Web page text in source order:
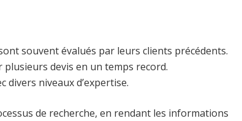
souvent évalués par leurs clients précédents.
devis en un temps record.
divers niveaux d’expertise.
de recherche, en rendant les informations